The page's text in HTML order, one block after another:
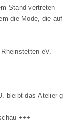
Stand vertreten
die Mode, die auf
eV.‘
bleibt das Atelier g
+++